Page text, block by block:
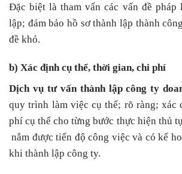
Đặc biệt là tham vấn các vấn đề
lập; đảm bảo hồ sơ thành lập thành
đề khó.
b) Xác định cụ thể, thời gian, chi phí
Dịch vụ tư vấn thành lập công ty
quy trình làm việc cụ thể; rõ ràng; xác
phí cụ thể cho từng bước thực hiện thủ
nắm được tiến độ công việc và có kế
khi thành lập công ty.